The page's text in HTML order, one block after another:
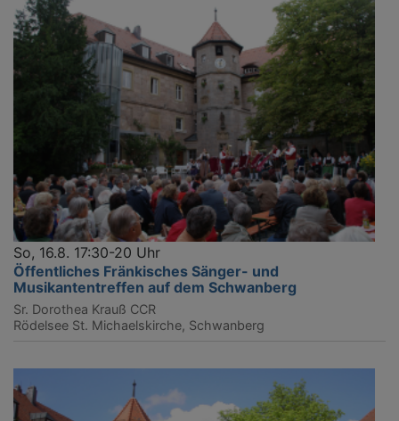
So, 16.8. 17:30-20 Uhr
Öffentliches Fränkisches Sänger- und
Musikantentreffen auf dem Schwanberg
Sr. Dorothea Krauß CCR
Rödelsee St. Michaelskirche, Schwanberg